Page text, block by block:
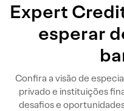
Expert
esperar
Confira a visão de
privado e instituições
desafios e